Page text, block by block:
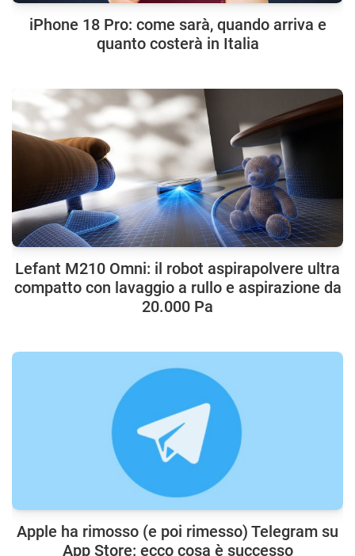
iPhone 18 Pro: come sarà, quando arriva e
quanto costerà in Italia
Lefant M210 Omni: il robot aspirapolvere ultra
compatto con lavaggio a rullo e aspirazione da
20.000 Pa
Apple ha rimosso (e poi rimesso) Telegram su
App Store: ecco cosa è successo